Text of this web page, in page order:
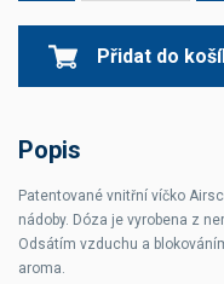
Přidat do
Popis
Patentované vnitřní víčko
nádoby. Dóza je vyrobena z
Odsátím vzduchu a
aroma.